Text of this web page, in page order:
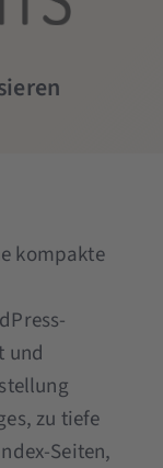
kompakte
und
zu tiefe
Seiten,